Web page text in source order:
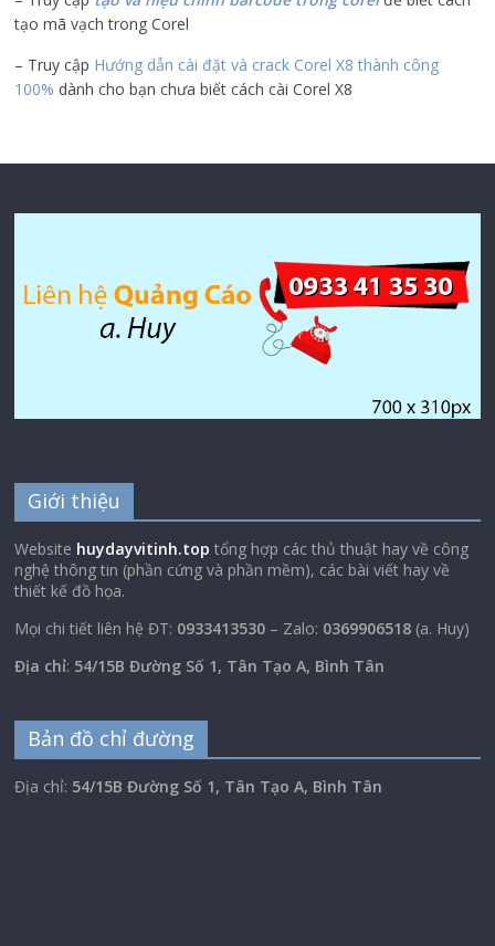
tạo mã vạch trong Corel
– Truy cập Hướng dẫn cài đặt và crack Corel X8 thành công
100% dành cho bạn chưa biết cách cài Corel X8
Giới thiệu
Website huydayvitinh.top tổng hợp các thủ thuật hay về công
nghệ thông tin (phần cứng và phần mềm), các bài viết hay về
thiết kế đồ họa.
Mọi chi tiết liên hệ ĐT: 0933413530 – Zalo: 0369906518 (a. Huy)
Địa chỉ: 54/15B Đường Số 1, Tân Tạo A, Bình Tân
Bản đồ chỉ đường
Địa chỉ: 54/15B Đường Số 1, Tân Tạo A, Bình Tân